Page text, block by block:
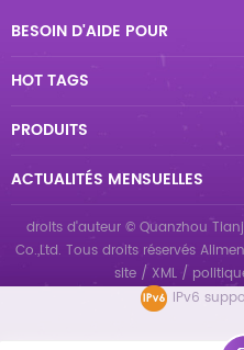
BESOIN D'AIDE POUR
HOT TAGS
PRODUITS
ACTUALITÉS MENSUELLES
droits d'auteur © Quanzhou
Co.,Ltd. Tous droits réservés
site/ XML/
IPv6